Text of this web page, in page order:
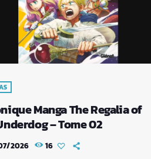
Manga The Regalia of
– Tome 02
2026 16